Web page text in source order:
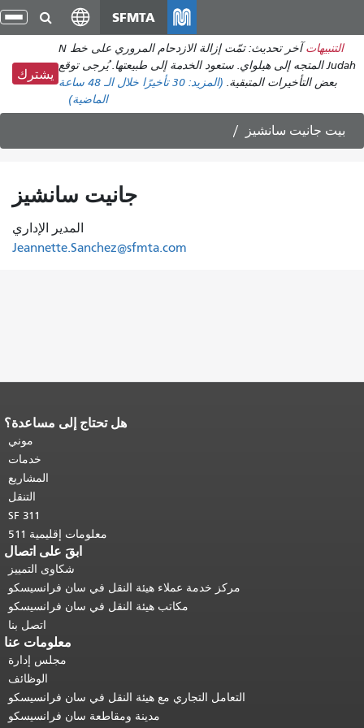
انتقل
إلى
المحتوى
الرئيسي
SFMTA
التنبيهات
آخر تحديث: تمّت إزالة الازدحام المروري على خط N
Judah المتجه إلى هيلواي. ستعود الخدمة إلى طبيعتها. يُرجى توقع
بعض التأخيرات المتبقية. (المزيد: 30 تأخيرًا
خلال الـ 48 ساعة
الماضية)
يشترك
بيت جانيت سانشيز
جانيت سانشيز
المدير الإداري
Jeannette.Sanchez@sfmta.com
هل تحتاج إلى مساعدة؟
موني
خدمات
المشاريع
التنقل
SF 311
معلومات إقليمية 511
ابقَ على اتصال
شكاوى التمييز
مركز خدمة عملاء هيئة النقل في سان فرانسيسكو
مكاتب هيئة النقل في سان فرانسيسكو
اتصل بنا
معلومات عنا
مجلس إدارة
الوظائف
التعامل التجاري مع هيئة النقل في سان فرانسيسكو
مدينة ومقاطعة سان فرانسيسكو